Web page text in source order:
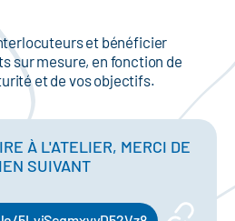
et bénéficier
sur mesure, en fonction de
et de vos objectifs.
À L'ATELIER, MERCI DE
SUIVANT